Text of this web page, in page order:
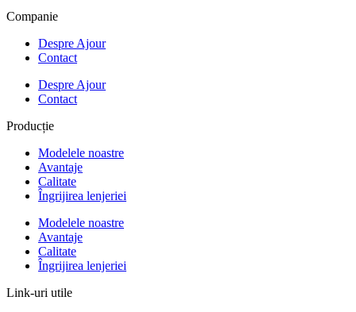
Companie
Despre Ajour
Contact
Despre Ajour
Contact
Producție
Modelele noastre
Avantaje
Calitate
Îngrijirea lenjeriei
Modelele noastre
Avantaje
Calitate
Îngrijirea lenjeriei
Link-uri utile